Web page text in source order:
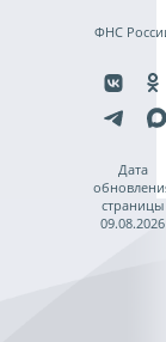
ФНС
Дата
страницы
09.08.2026